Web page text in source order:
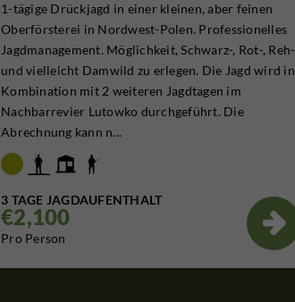
1-tägige Drückjagd in einer kleinen, aber feinen
Oberförsterei in Nordwest-Polen. Professionelles
Jagdmanagement. Möglichkeit, Schwarz-, Rot-, Reh-
und vielleicht Damwild zu erlegen. Die Jagd wird in
Kombination mit 2 weiteren Jagdtagen im
Nachbarrevier Lutowko durchgeführt. Die
Abrechnung kann n...
3 TAGE JAGDAUFENTHALT
€2,100
Pro Person
